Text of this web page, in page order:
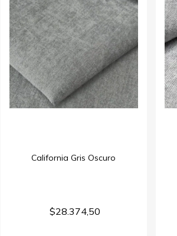
California Gris Oscuro
$28.374,50